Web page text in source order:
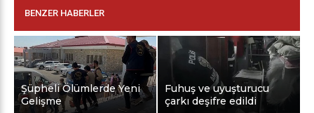
BENZER HABERLER
Şüpheli Ölümlerde Yeni
Gelişme
Fuhuş ve uyuşturucu
çarkı deşifre edildi